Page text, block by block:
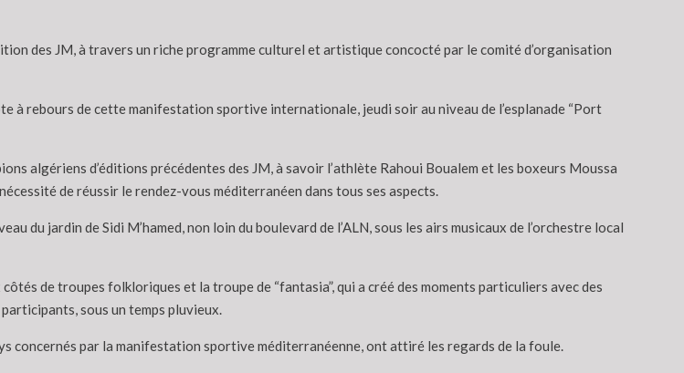
des JM, à travers un riche programme culturel et artistique concocté par le comité d’organisation
à rebours de cette manifestation sportive internationale, jeudi soir au niveau de l’esplanade “Port
algériens d’éditions précédentes des JM, à savoir l’athlète Rahoui Boualem et les boxeurs Moussa
de réussir le rendez-vous méditerranéen dans tous ses aspects.
du jardin de Sidi M’hamed, non loin du boulevard de l’ALN, sous les airs musicaux de l’orchestre local
de troupes folkloriques et la troupe de “fantasia”, qui a créé des moments particuliers avec des
sous un temps pluvieux.
concernés par la manifestation sportive méditerranéenne, ont attiré les regards de la foule.